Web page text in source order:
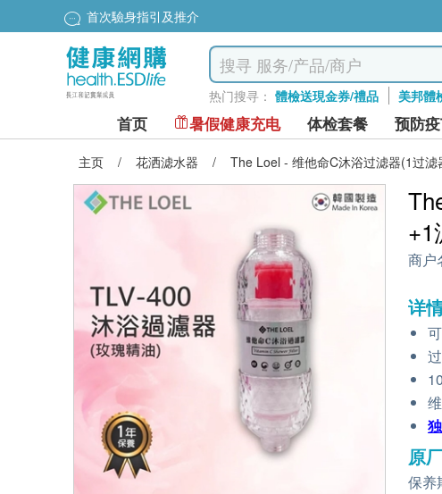
首次驗身指引及推介
热门搜寻： 體檢送現金券/禮品 美邦體
首页 暑假健康充电 体检套餐 预防
主页 / 花洒滤水器 / The Loel - 维他命C沐浴过滤器(1过
+1
商户
详
原
保养